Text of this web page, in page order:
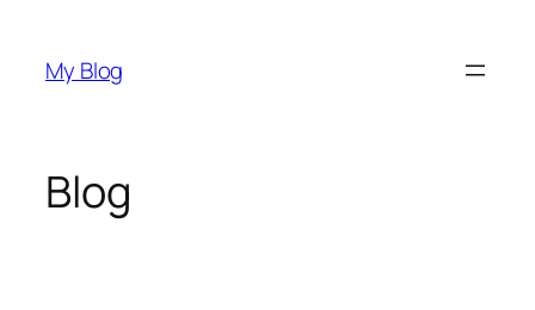
contenido
My Blog
Blog